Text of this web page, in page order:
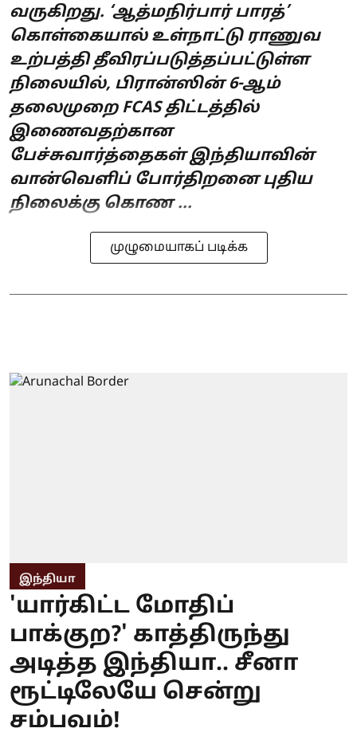
வருகிறது. ‘ஆத்மநிர்பார் பாரத்’
கொள்கையால் உள்நாட்டு ராணுவ
உற்பத்தி தீவிரப்படுத்தப்பட்டுள்ள
நிலையில், பிரான்ஸின் 6-ஆம்
தலைமுறை FCAS திட்டத்தில்
இணைவதற்கான
பேச்சுவார்த்தைகள் இந்தியாவின்
வான்வெளிப் போர்திறனை புதிய
நிலைக்கு கொண ...
முழுமையாகப் படிக்க
இந்தியா
'யார்கிட்ட மோதிப்
பாக்குற?' காத்திருந்து
அடித்த இந்தியா.. சீனா
ரூட்டிலேயே சென்று
சம்பவம்!